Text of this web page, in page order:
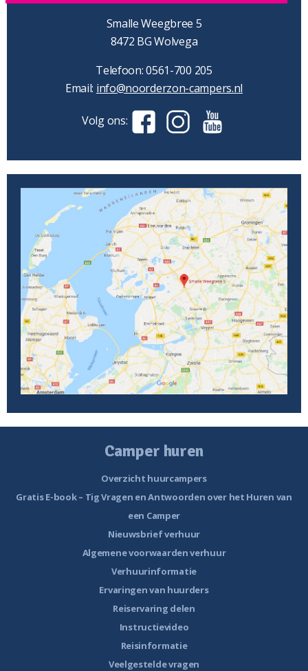
Smalle Weegbree 5
8472 BG Wolvega
Telefoon: 0561-700 205
Email: info@noorderzon-campers.nl
Volg ons:
Camper huren
Overzicht huurcampers
Gratis E-book – Tig Vragen en Antwoorden over het Huren van
een Camper
Nieuwsbrief verhuur
Algemene voorwaarden verhuur
Verhuurinformatie
Ervaringen van huurders
Reiservaring delen
Instructievideo
Reisinformatie
Veelgestelde vragen